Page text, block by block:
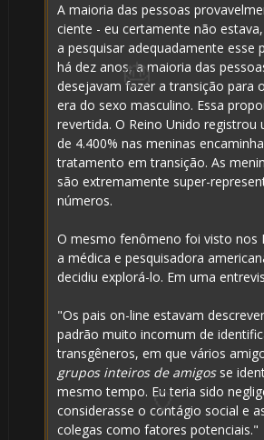
A maioria das pessoas
ciente - eu certamente não
a pesquisar adequadamente esse
há dez anos, a maioria das
desejavam fazer a transição para
era do sexo masculino. Essa
revertida. O Reino Unido registrou
de 4.400% nas meninas
tratamento em transição. As
são extremamente super-
números.
O mesmo fenômeno foi visto nos
a médica e pesquisadora
decidiu explorá-lo. Em uma
"Os pais on-line estavam
padrão muito incomum de
transgêneros, em que vários
grupos inteiros de amigosse
mesmo tempo. Eu teria sido
considerasse o contágio social e
colegas como fatores potenciais."